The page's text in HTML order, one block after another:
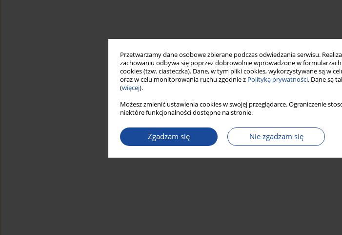
Przetwarzamy dane osobowe zbierane podczas odwiedzania serwisu.
zachowaniu odbywa się poprzez dobrowolnie wprowadzone w
cookies (tzw. ciasteczka). Dane, w tym pliki cookies, wykorzystywane są w
oraz w celu monitorowania ruchu zgodnie z Polityką prywatności. Dane są
(więcej).
Możesz zmienić ustawienia cookies w swojej przeglądarce. Ograniczenie
niektóre funkcjonalności dostępne na stronie.
Zgadzam się Nie zgadzam się